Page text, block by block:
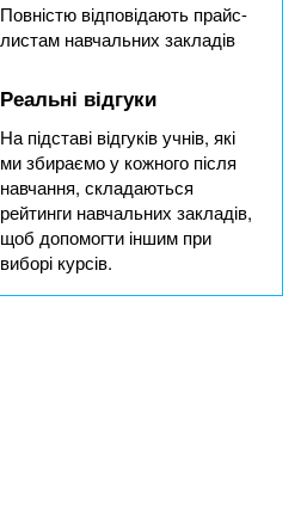
Повністю відповідають прайс-
листам навчальних закладів
Реальні відгуки
На підставі відгуків учнів, які
ми збираємо у кожного після
навчання, складаються
рейтинги навчальних закладів,
щоб допомогти іншим при
виборі курсів.